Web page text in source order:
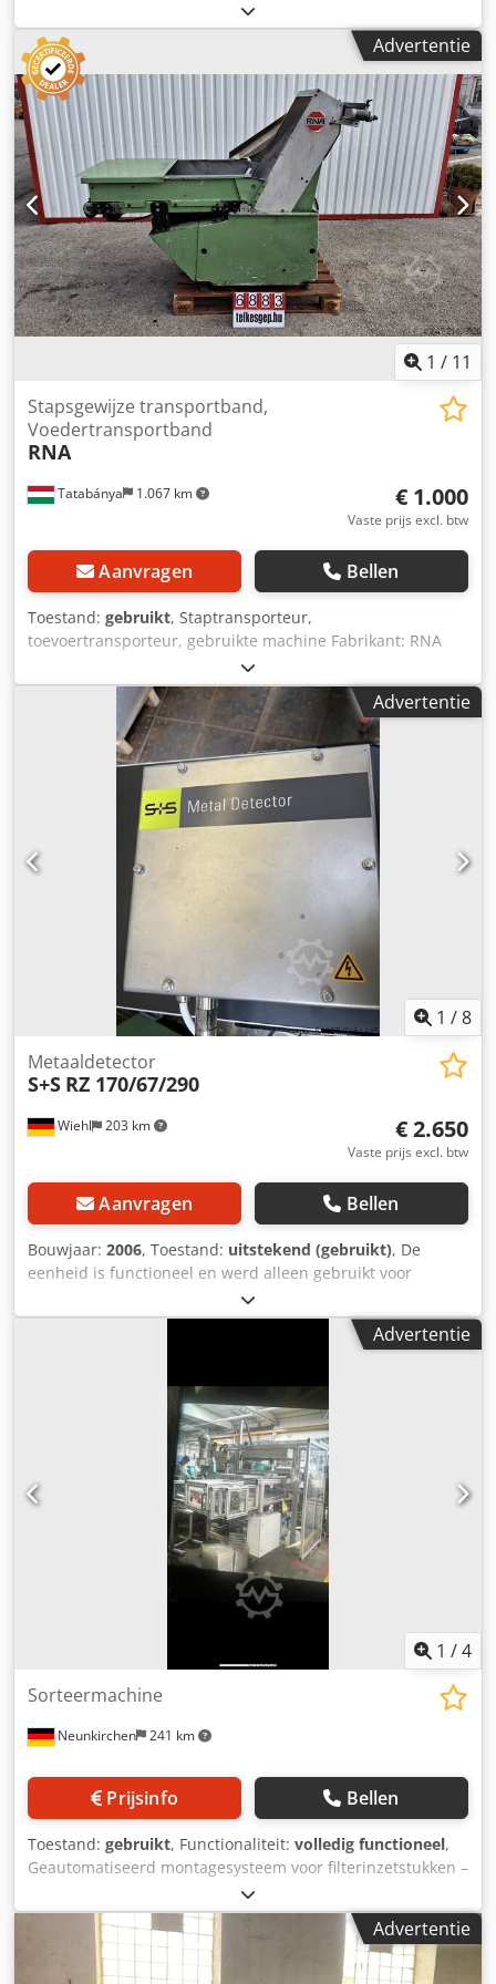
m/minuut - Lengte 300cm Dcsdpevyllgofx Ahpok - Breedte
50cm - Werkhoogte 85cm + 20cm verstelbare poten. - 400V
voeding
Advertentie
1 / 11
Tatabánya 1.067 km
Stapsgewijze transportband,
Voedertransportband
RNA
€ 1.000
Vaste prijs excl. btw
Aanvragen Bellen
Toestand: gebruikt, Staptransporteur,
toevoertransporteur, gebruikte machine Fabrikant: RNA
Model: --- Totale afmetingen: Breedte: 1850 mm Diepte:
1600 mm Hoogte: 1430 mm Dcjdpfx Ahsyzmbkspjk
Elektrische gegevens: 400V Bandafmeting: 1050 x 560 mm
Staptransporteur afmeting: 820 x 610 mm Transportband
afmeting: 1580 x 70 mm (onvolledig) In de staat zoals
getoond op de foto's!
Advertentie
1 /8
Wiehl 203 km
Metaaldetector
S+S RZ 170/67/290
€ 2.650
Vaste prijs excl. btw
Aanvragen Bellen
Bouwjaar: 2006, Toestand: uitstekend (gebruikt), De
eenheid is functioneel en werd alleen gebruikt voor
experimentele doeleinden. Dsdpfxeh Im Eqj Ahpsck
Trechter is inbegrepen
Advertentie
1 /4
Neunkirchen 241 km
Sorteermachine
Prijsinfo Bellen
Toestand: gebruikt, Functionaliteit: volledig functioneel,
Geautomatiseerd montagesysteem voor filterinzetstukken –
geschikt voor Arburg spuitgietmachines Te koop wordt een
complete montageopstelling aangeboden, die eerder aan
een Arburg spuitgietmachine was gemonteerd. De
installatie werd gebruikt om filters nauwkeurig en
Advertentie